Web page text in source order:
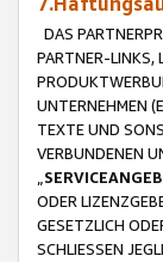
DAS
PARTNER-LINKS,
UNTERNEHMEN
TEXTE UND
VERBUNDENEN
ODER
GESETZLICH
SCHLIESSEN